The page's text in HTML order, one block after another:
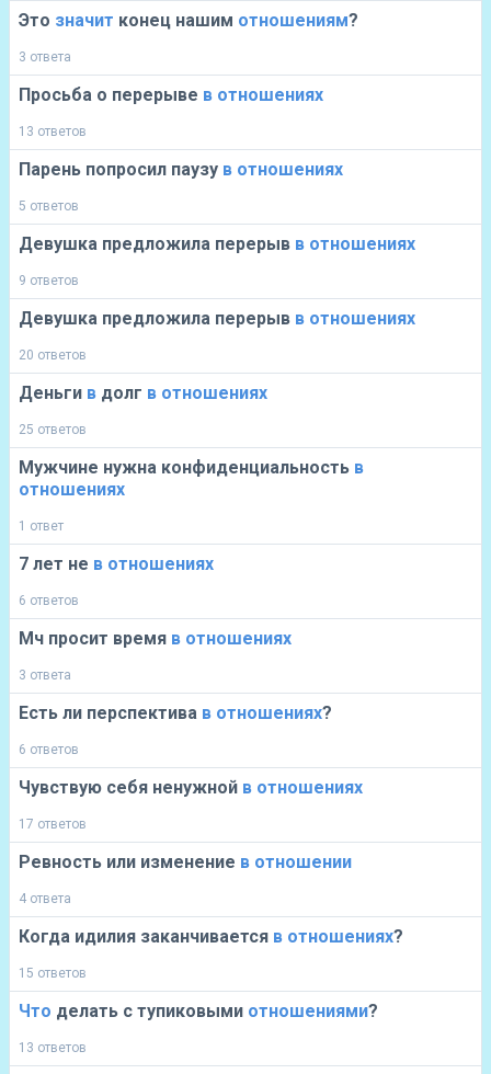
Это значит конец нашим отношениям?
3 ответа
Просьба о перерыве в отношениях
13 ответов
Парень попросил паузу в отношениях
5 ответов
Девушка предложила перерыв в отношениях
9 ответов
Девушка предложила перерыв в отношениях
20 ответов
Деньги в долг в отношениях
25 ответов
Мужчине нужна конфиденциальность в
отношениях
1 ответ
7 лет не в отношениях
6 ответов
Мч просит время в отношениях
3 ответа
Есть ли перспектива в отношениях?
6 ответов
Чувствую себя ненужной в отношениях
17 ответов
Ревность или изменение в отношении
4 ответа
Когда идилия заканчивается в отношениях?
15 ответов
Что делать с тупиковыми отношениями?
13 ответов